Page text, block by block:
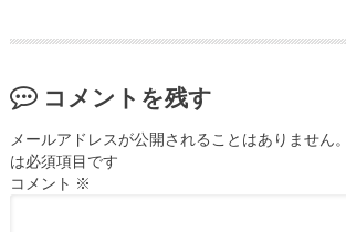
コメントを残す
メールアドレスが公開されることはありません。
は必須項目です
コメント ※